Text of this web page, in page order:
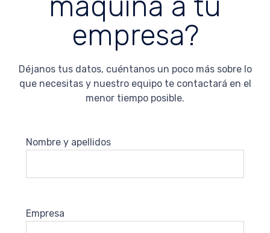
empresa?
Déjanos tus datos, cuéntanos un poco más sobre lo
que necesitas y nuestro equipo te contactará en el
menor tiempo posible.
Nombre y apellidos
Empresa